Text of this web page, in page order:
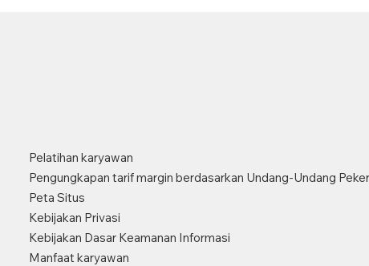
Pelatihan karyawan
Pengungkapan tarif margin berdasarkan Undang-Undang
Peta Situs
Kebijakan Privasi
Kebijakan Dasar Keamanan Informasi
Manfaat karyawan